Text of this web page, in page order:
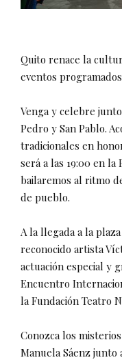
Quito renace la
eventos
Venga y celebre
Pedro y San Pablo.
tradicionales en
será a las 19:00 en la
bailaremos al ritmo
de pueblo.
A la llegada a la
reconocido artista
actuación especial y
Encuentro
la Fundación Teatro
Conozca los
Manuela Sáenz junto